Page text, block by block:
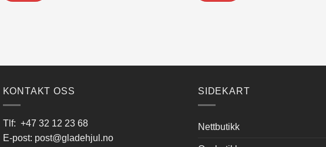
KONTAKT OSS
Tlf: +47 32 12 23 68
E-post: post@gladehjul.no
SIDEKART
Nettbutikk